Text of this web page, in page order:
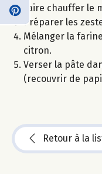
Faire chauffer le
Préparer les
Mélanger la
citron.
Verser la pâte
(recouvrir de
Retour à la